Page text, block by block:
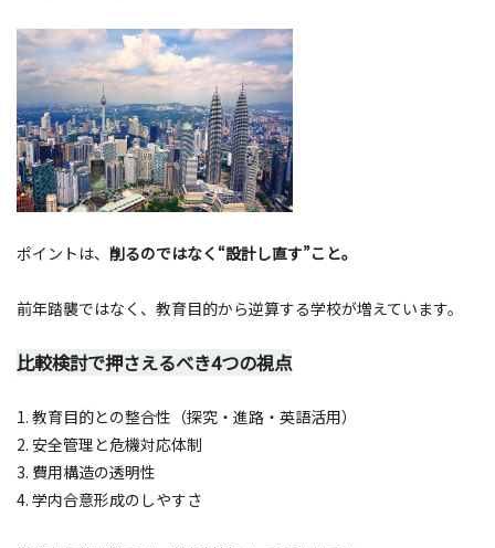
ポイントは、 削るのではなく“設計し直す”こと。
前年踏襲ではなく、教育目的から逆算する学校が増えています。
比較検討で押さえるべき4つの視点
1. 教育目的との整合性（探究・進路・英語活用）
2. 安全管理と危機対応体制
3. 費用構造の透明性
4. 学内合意形成のしやすさ